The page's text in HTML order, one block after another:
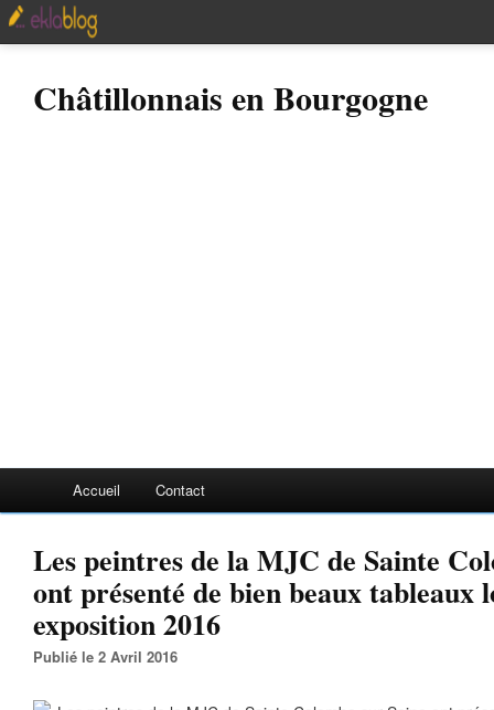
Châtillonnais en Bourgogne
Accueil Contact
Les peintres de la MJC de Sainte
ont présenté de bien beaux tableaux
exposition 2016
Publié le 2 Avril 2016